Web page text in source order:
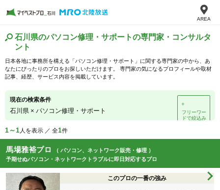
AREA
石川県のパソコン修理・サポートの専門家・コンサルタ
ント
日本各地に事務所を構える「パソコン修理・サポート」に関する専門家の中から、あ
なたにぴったりのプロをお探しいただけます。 専門家の気になるプロフィールや取材
記事、経歴、サービス内容を掲載しています。
現在の検索条件
石川県 × パソコン修理・サポート
＋
フリーワー
ドで絞込み
1～1人を表示 ／ 全1件
馬場雅裕プロ
（ パソコン、ネットワーク販売・修理 ）
予期せぬパソコン・ネットワークトラブルに即日対応するプロ
このプロの一番の強み